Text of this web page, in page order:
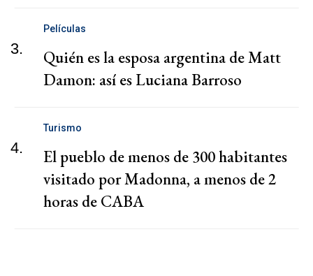
3.
Películas
Quién es la esposa argentina de Matt
Damon: así es Luciana Barroso
4.
Turismo
El pueblo de menos de 300 habitantes
visitado por Madonna, a menos de 2
horas de CABA